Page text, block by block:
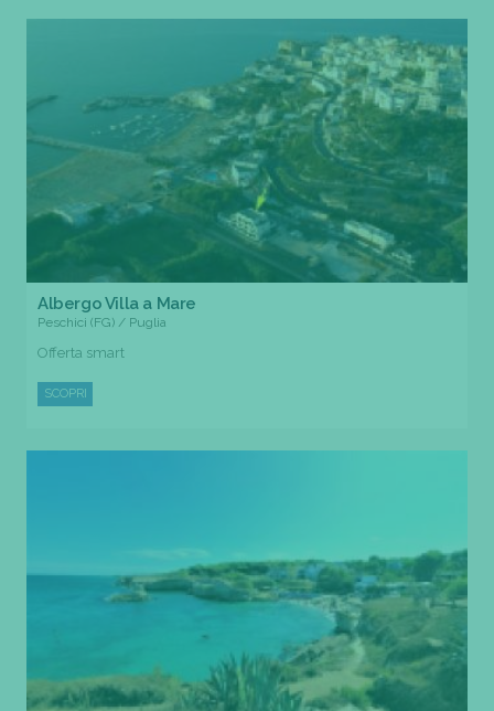
Albergo Villa a Mare
Peschici (FG) / Puglia
Offerta smart
SCOPRI